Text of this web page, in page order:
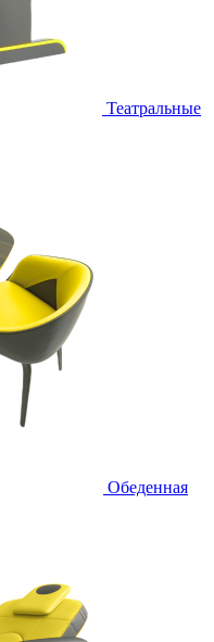
Театральные
Обеденная